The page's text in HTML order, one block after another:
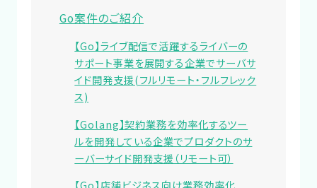
Go案件のご紹介
【Go】ライブ配信で活躍するライバーの
サポート事業を展開する企業でサーバサ
イド開発支援(フルリモート・フルフレック
ス)
【Golang】契約業務を効率化するツー
ルを開発している企業でプロダクトのサ
ーバーサイド開発支援（リモート可）
【Go】店舗ビジネス向け業務効率化